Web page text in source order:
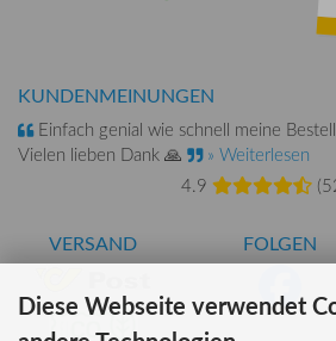
KUNDENMEINUNGEN
Einfach genial wie schnell meine
Vielen lieben Dank 🙏
» Weiterlesen
4.9
(
VERSAND FOLGEN
Diese Webseite verwendet